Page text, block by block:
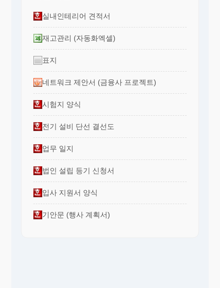
실내인테리어 견적서
재고관리 (자동화엑셀)
표지
네트워크 제안서 (금융사 프로젝트)
시험지 양식
전기 설비 단선 결선도
업무 일지
법인 설립 등기 신청서
입사 지원서 양식
기안문 (행사 계획서)